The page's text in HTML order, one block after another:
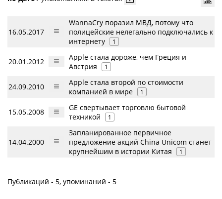
16.05.2017
WannaCry поразил МВД, потому что
полицейские нелегально подключались к
интернету
1
20.01.2012
Apple стала дороже, чем Греция и
Австрия
1
24.09.2010
Apple стала второй по стоимости
компанией в мире
1
15.05.2008
GE свертывает торговлю бытовой
техникой
1
14.04.2000
Запланированное первичное
предложение акций China Unicom станет
крупнейшим в истории Китая
1
Публикаций - 5, упоминаний - 5